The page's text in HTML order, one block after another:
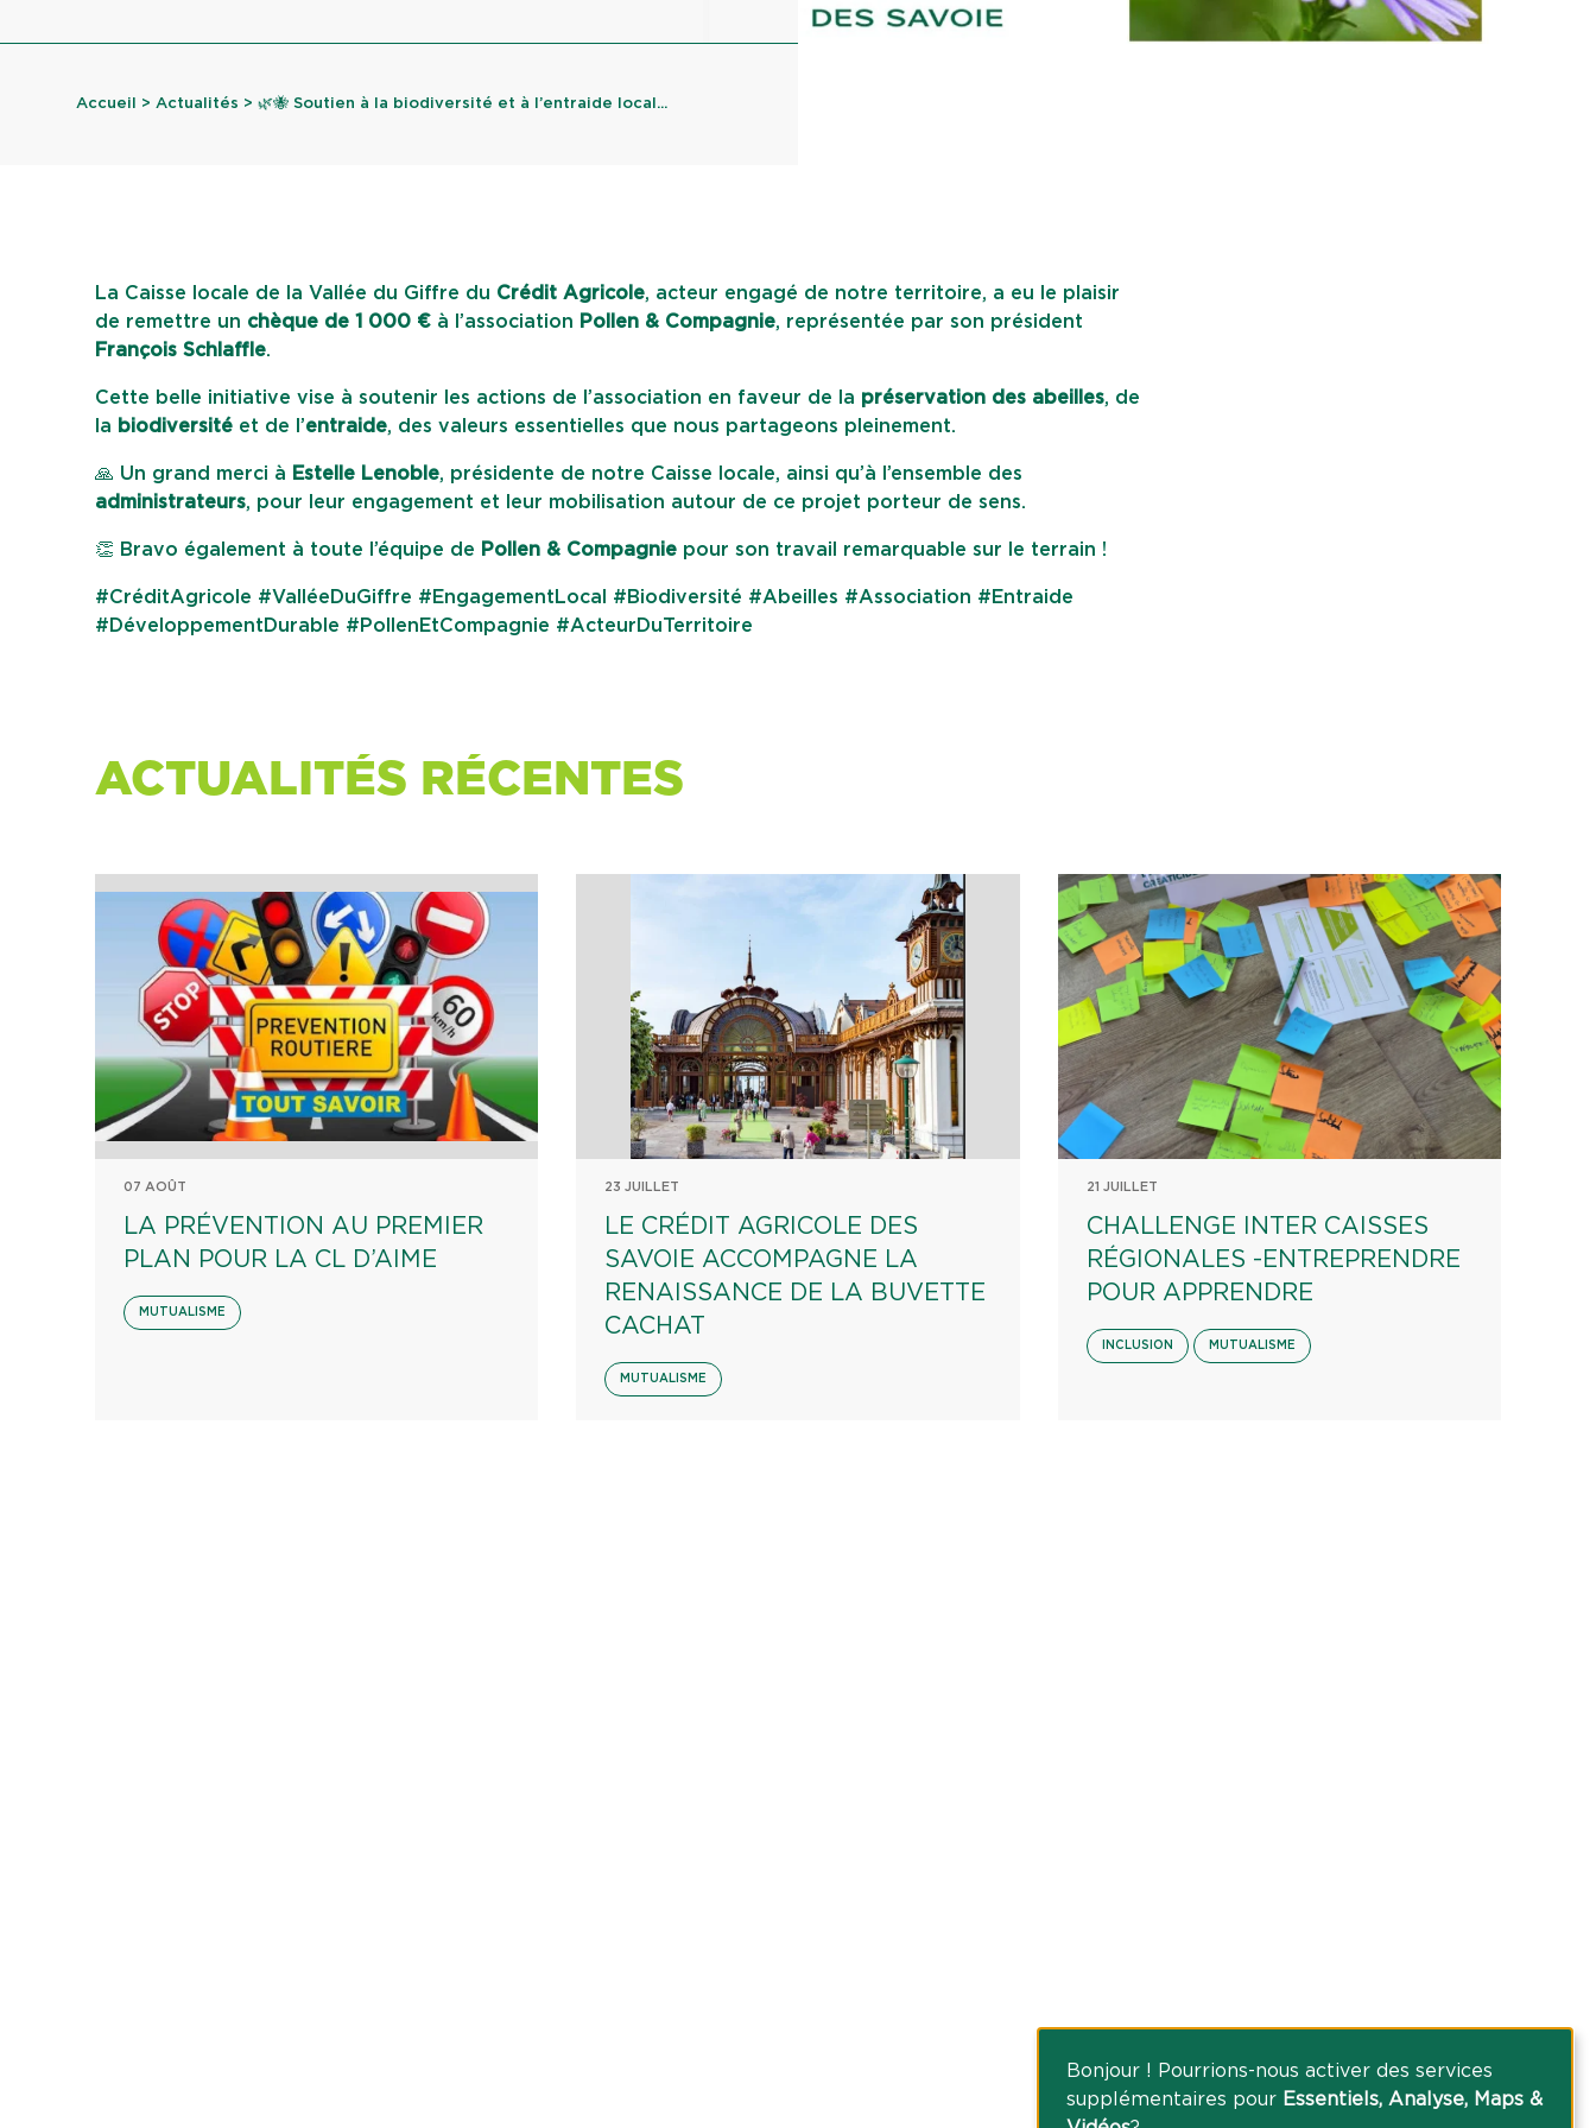
Bonjour ! Pourrions-nous activer des services
supplémentaires pour Essentiels, Analyse, Maps &
Accueil > Actualités > 🌿🐝 Soutien à la biodiversité et à l’entraide local...
La Caisse locale de la Vallée du Giffre du Crédit Agricole, acteur engagé de notre territoire, a eu le plaisir
de remettre un chèque de 1 000 € à l’association Pollen & Compagnie, représentée par son président
François Schlaffle.
Cette belle initiative vise à soutenir les actions de l’association en faveur de la préservation des abeilles, de
la biodiversité et de l’entraide, des valeurs essentielles que nous partageons pleinement.
🙏 Un grand merci à Estelle Lenoble, présidente de notre Caisse locale, ainsi qu’à l’ensemble des
administrateurs, pour leur engagement et leur mobilisation autour de ce projet porteur de sens.
👏 Bravo également à toute l’équipe de Pollen & Compagnie pour son travail remarquable sur le terrain !
#CréditAgricole #ValléeDuGiffre #EngagementLocal #Biodiversité #Abeilles #Association #Entraide
#DéveloppementDurable #PollenEtCompagnie #ActeurDuTerritoire
ACTUALITÉS RÉCENTES
07 AOÛT
LA PRÉVENTION AU PREMIER
PLAN POUR LA CL D’AIME
MUTUALISME
23 JUILLET
LE CRÉDIT AGRICOLE DES
SAVOIE ACCOMPAGNE LA
RENAISSANCE DE LA BUVETTE
CACHAT
MUTUALISME
21 JUILLET
CHALLENGE INTER CAISSES
RÉGIONALES -ENTREPRENDRE
POUR APPRENDRE
INCLUSION MUTUALISME